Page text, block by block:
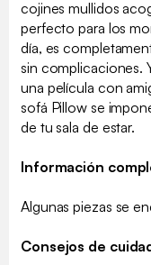
cojines mullidos
perfecto para los
día, es
sin complicaciones.
una película con
sofá Pillow se
de tu sala de estar.
Información
Algunas piezas se
Consejos de